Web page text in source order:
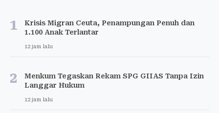
1
Krisis Migran Ceuta, Penampungan Penuh dan
1.100 Anak Terlantar
12 jam lalu
2
Menkum Tegaskan Rekam SPG GIIAS Tanpa Izin
Langgar Hukum
12 jam lalu